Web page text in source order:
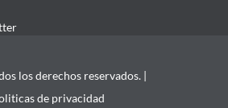
los derechos reservados. |
de privacidad